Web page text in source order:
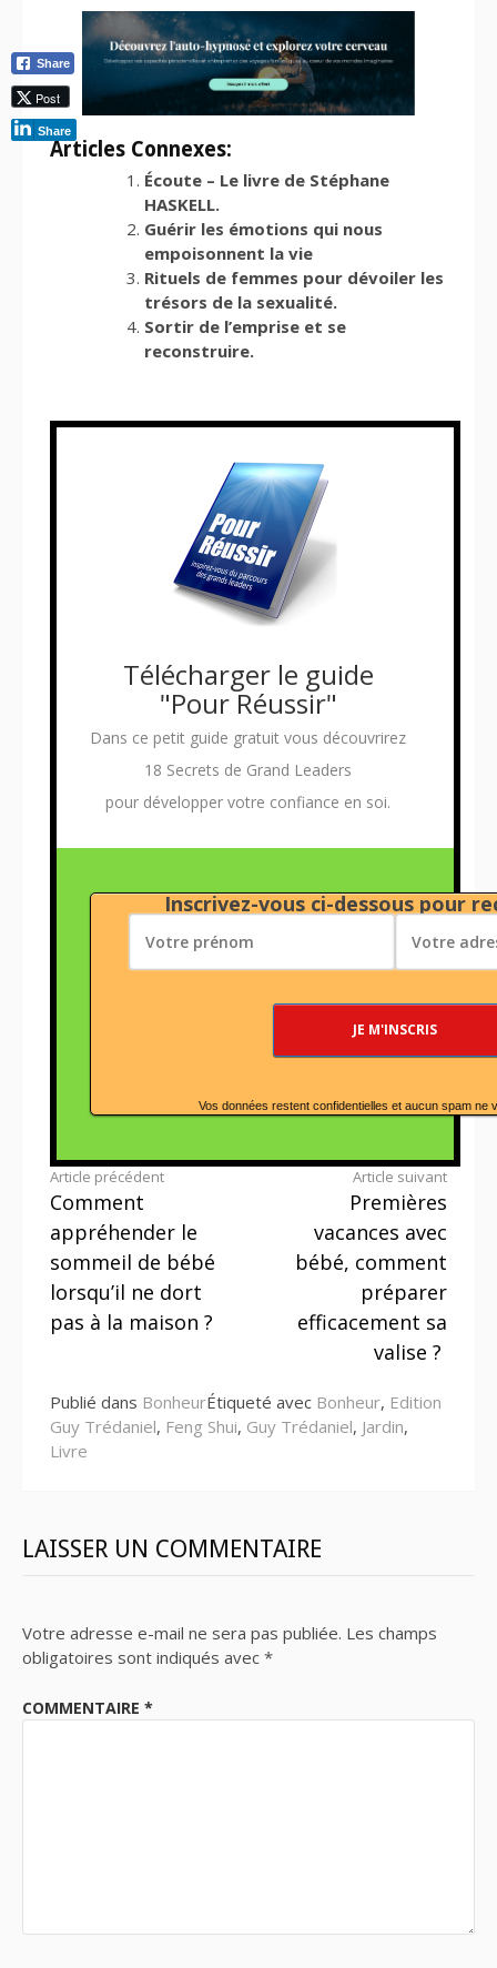
Articles Connexes:
Écoute – Le livre de Stéphane
HASKELL.
Guérir les émotions qui nous
empoisonnent la vie
Rituels de femmes pour dévoiler les
trésors de la sexualité.
Sortir de l’emprise et se
reconstruire.
Télécharger le guide
"Pour Réussir"
Dans ce petit guide gratuit vous découvrirez
18 Secrets de Grand Leaders
pour développer votre confiance en soi.
Inscrivez-vous ci-dessous pour
Vos données restent confidentielles et aucun spam ne
Lire
la
suite
Article précédent
Comment
appréhender le
sommeil de bébé
lorsqu’il ne dort
pas à la maison ?
Article suivant
Premières
vacances avec
bébé, comment
préparer
efficacement sa
valise ?
Publié dans BonheurÉtiqueté avec Bonheur, Edition
Guy Trédaniel, Feng Shui, Guy Trédaniel, Jardin,
Livre
LAISSER UN COMMENTAIRE
Votre adresse e-mail ne sera pas publiée. Les champs
obligatoires sont indiqués avec *
COMMENTAIRE *
Share
Post
Share